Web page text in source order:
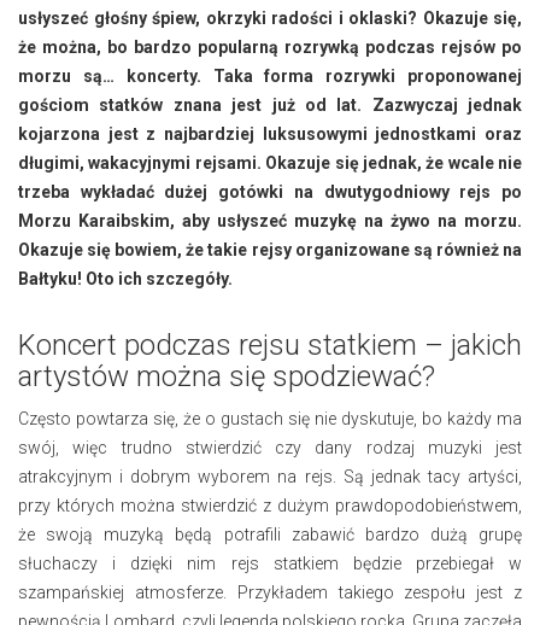
usłyszeć głośny śpiew, okrzyki radości i oklaski? Okazuje się,
że można, bo bardzo popularną rozrywką podczas rejsów po
morzu są… koncerty. Taka forma rozrywki proponowanej
gościom statków znana jest już od lat. Zazwyczaj jednak
kojarzona jest z najbardziej luksusowymi jednostkami oraz
długimi, wakacyjnymi rejsami. Okazuje się jednak, że wcale nie
trzeba wykładać dużej gotówki na dwutygodniowy rejs po
Morzu Karaibskim, aby usłyszeć muzykę na żywo na morzu.
Okazuje się bowiem, że takie rejsy organizowane są również na
Bałtyku! Oto ich szczegóły.
Koncert podczas rejsu statkiem – jakich
artystów można się spodziewać?
Często powtarza się, że o gustach się nie dyskutuje, bo każdy ma
swój, więc trudno stwierdzić czy dany rodzaj muzyki jest
atrakcyjnym i dobrym wyborem na rejs. Są jednak tacy artyści,
przy których można stwierdzić z dużym prawdopodobieństwem,
że swoją muzyką będą potrafili zabawić bardzo dużą grupę
słuchaczy i dzięki nim rejs statkiem będzie przebiegał w
szampańskiej atmosferze. Przykładem takiego zespołu jest z
pewnością Lombard, czyli legenda polskiego rocka. Grupa zaczęła